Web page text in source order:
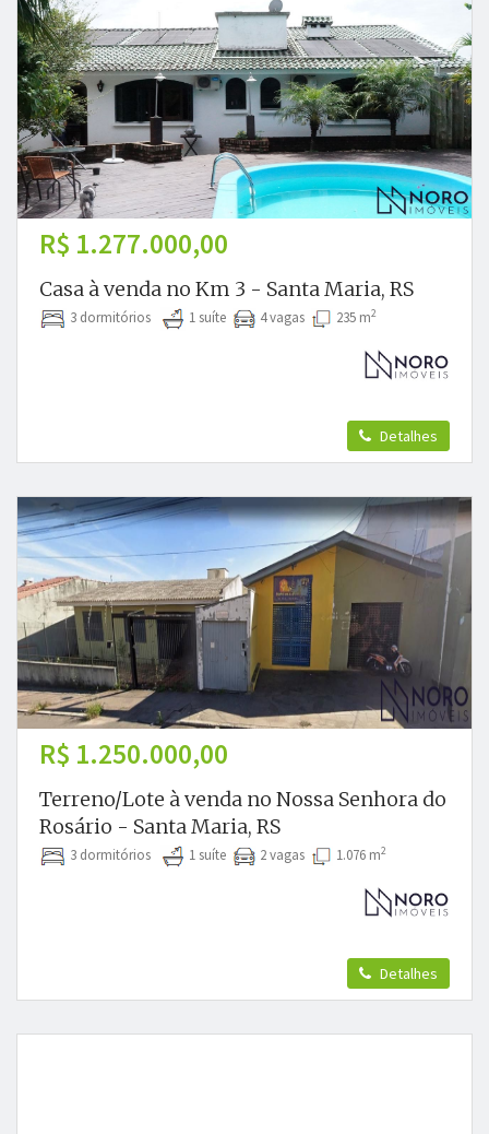
R$ 1.277.000,00
Casa à venda no Km 3 - Santa Maria, RS
3 dormitórios 1 suíte 4 vagas 235 m2
Detalhes
R$ 1.250.000,00
Terreno/Lote à venda no Nossa Senhora do
Rosário - Santa Maria, RS
3 dormitórios 1 suíte 2 vagas 1.076 m2
Detalhes